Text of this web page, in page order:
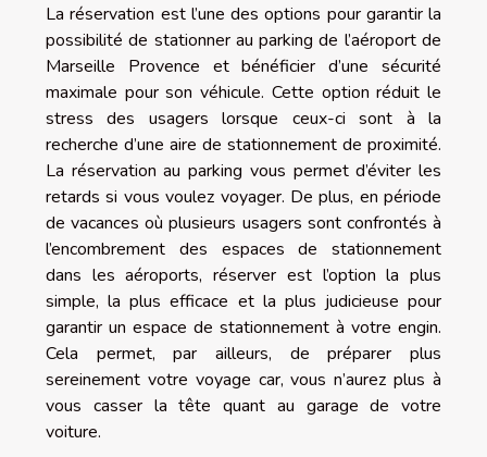
La réservation est l’une des options pour garantir la
possibilité de stationner au parking de l’aéroport de
Marseille Provence et bénéficier d’une sécurité
maximale pour son véhicule. Cette option réduit le
stress des usagers lorsque ceux-ci sont à la
recherche d’une aire de stationnement de proximité.
La réservation au parking vous permet d’éviter les
retards si vous voulez voyager. De plus, en période
de vacances où plusieurs usagers sont confrontés à
l’encombrement des espaces de stationnement
dans les aéroports, réserver est l’option la plus
simple, la plus efficace et la plus judicieuse pour
garantir un espace de stationnement à votre engin.
Cela permet, par ailleurs, de préparer plus
sereinement votre voyage car, vous n’aurez plus à
vous casser la tête quant au garage de votre
voiture.